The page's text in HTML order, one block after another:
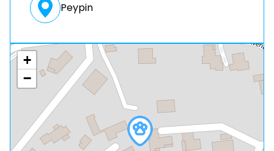
Peypin
+
−